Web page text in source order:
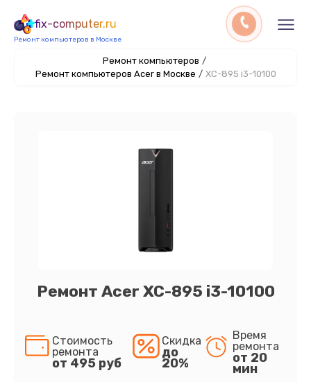
fix-computer.ru
Ремонт компьютеров в Москве
Ремонт компьютеров /
Ремонт компьютеров Acer в Москве / XC-895 i3-10100
Ремонт Acer XC-895 i3-10100
Стоимость
ремонта
от 495 руб
Скидка
до
20%
Время
ремонта
от 20
мин